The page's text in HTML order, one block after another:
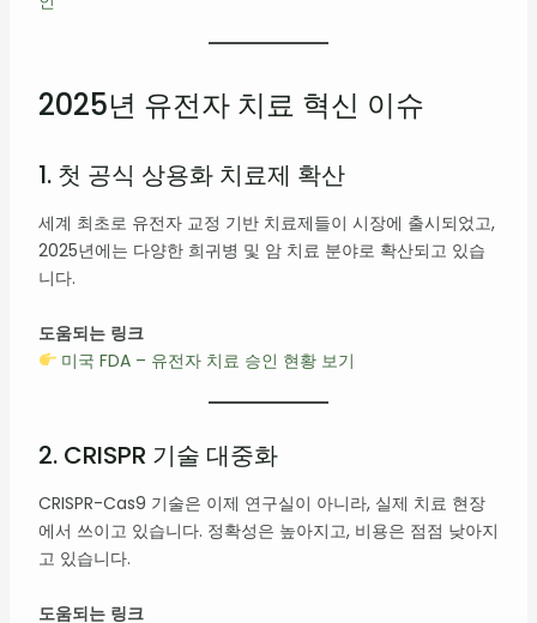
2025년 유전자 치료 혁신 이슈
1. 첫 공식 상용화 치료제 확산
세계 최초로 유전자 교정 기반 치료제들이 시장에 출시되었고,
2025년에는 다양한 희귀병 및 암 치료 분야로 확산되고 있습
니다.
도움되는 링크
미국 FDA – 유전자 치료 승인 현황 보기
2. CRISPR 기술 대중화
CRISPR-Cas9 기술은 이제 연구실이 아니라, 실제 치료 현장
에서 쓰이고 있습니다. 정확성은 높아지고, 비용은 점점 낮아지
고 있습니다.
도움되는 링크